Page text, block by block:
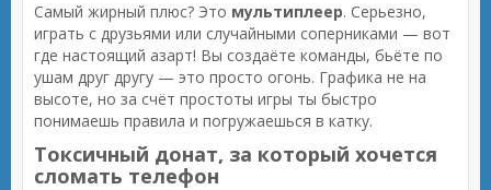
Самый жирный плюс? Это мультиплеер. Серьезно,
играть с друзьями или случайными соперниками — вот
где настоящий азарт! Вы создаёте команды, бьёте по
ушам друг другу — это просто огонь. Графика не на
высоте, но за счёт простоты игры ты быстро
понимаешь правила и погружаешься в катку.
Токсичный донат, за который хочется
сломать телефон